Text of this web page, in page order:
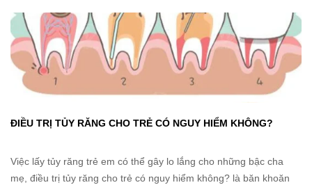
ĐIỀU TRỊ TỦY RĂNG CHO TRẺ CÓ NGUY HIỂM KHÔNG?
Việc lấy tủy răng trẻ em có thể gây lo lắng cho những bậc cha
mẹ, điều trị tủy răng cho trẻ có nguy hiểm không? là băn khoăn